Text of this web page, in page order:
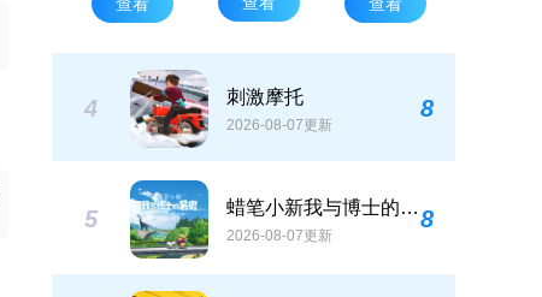
4 刺激摩托
2026-08-07更新
8
5 蜡笔小新我与博士的暑假中文版
2026-08-07更新
8